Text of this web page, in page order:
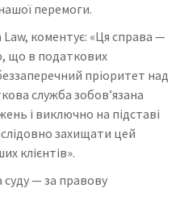
перемоги.
коментує: «Ця справа —
що в податкових
пріоритет над
служба зобов’язана
і виключно на підставі
захищати цей
клієнтів».
суду — за правову